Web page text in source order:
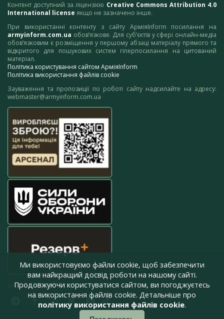
Контент доступний за ліцензією Creative Commons Attribution 4.0
International license якщо не зазначено інше.
При використанні контенту з сайту АрміяInform посилання на
armyinform.com.ua обов’язкове. Для суб’єктів у сфері онлайн-медіа
обов’язковим є розміщення у першому абзаці матеріалу прямого та
відкритого для пошукових систем гіперпосилання на цитований
матеріал.
Політика користування сайтом АрміяInform
Політика використання файлів cookie
Зауваження та пропозиції по роботі сайту надсилайте на адресу:
webmaster@armyinform.com.ua
press@armyinform.com.ua
Ми використовуємо файли cookie, щоб забезпечити
вам найкращий досвід роботи на нашому сайті.
Продовжуючи користуватися сайтом, ви погоджуєтесь
на використання файлів cookie. Детальніше про
політику використання файлів cookie.